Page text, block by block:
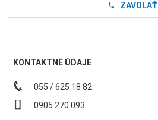
ZAVOLAŤ
KONTAKTNÉ ÚDAJE
055 / 625 18 82
0905 270 093